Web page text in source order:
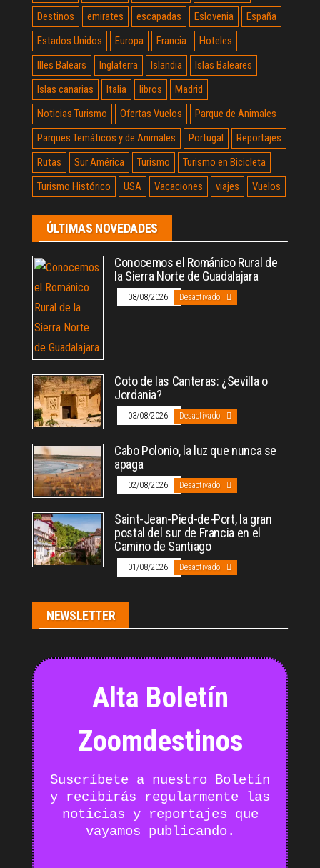
Destinos
emirates escapadas Eslovenia
España
Estados Unidos
Europa Francia
Hoteles
Illes Balears
Inglaterra Islandia
Islas Baleares
Islas canarias
Italia libros
Madrid
Noticias Turismo
Ofertas Vuelos
Parque de Animales
Parques Temáticos y de Animales
Portugal
Reportajes
Rutas
Sur América Turismo
Turismo en Bicicleta
Turismo Histórico
USA Vacaciones viajes Vuelos
ÚLTIMAS NOVEDADES
Conocemos el Románico Rural de
la Sierra Norte de Guadalajara
08/08/2026 Desactivado
Coto de las Canteras: ¿Sevilla o
Jordania?
03/08/2026 Desactivado
Cabo Polonio, la luz que nunca se
apaga
02/08/2026 Desactivado
Saint-Jean-Pied-de-Port, la gran
postal del sur de Francia en el
Camino de Santiago
01/08/2026 Desactivado
NEWSLETTER
Alta Boletín
Zoomdestinos
Suscríbete a nuestro Boletín
y recibirás regularmente las
noticias y reportajes que
vayamos publicando.